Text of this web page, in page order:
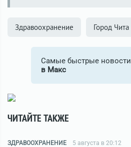
Здравоохранение Город Чита
Самые быстрые новости
в Макс
ЧИТАЙТЕ ТАКЖЕ
ЗДРАВООХРАНЕНИЕ 5 августа в 20:12